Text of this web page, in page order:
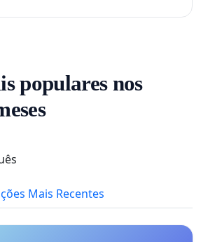
populares nos
Mais Recentes